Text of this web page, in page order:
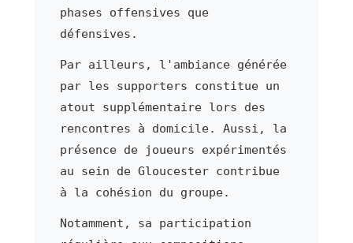
phases offensives que
défensives.
Par ailleurs, l'ambiance générée
par les supporters constitue un
atout supplémentaire lors des
rencontres à domicile. Aussi, la
présence de joueurs expérimentés
au sein de Gloucester contribue
à la cohésion du groupe.
Notamment, sa participation